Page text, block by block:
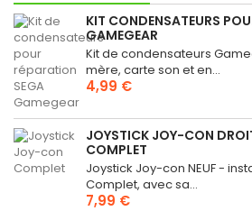
KIT CONDENSATEURS
GAMEGEAR
Kit de condensateurs
mère, carte son et en...
4,99 €
JOYSTICK JOY-CON
COMPLET
Joystick Joy-con NEUF -
Complet, avec sa...
7,99 €